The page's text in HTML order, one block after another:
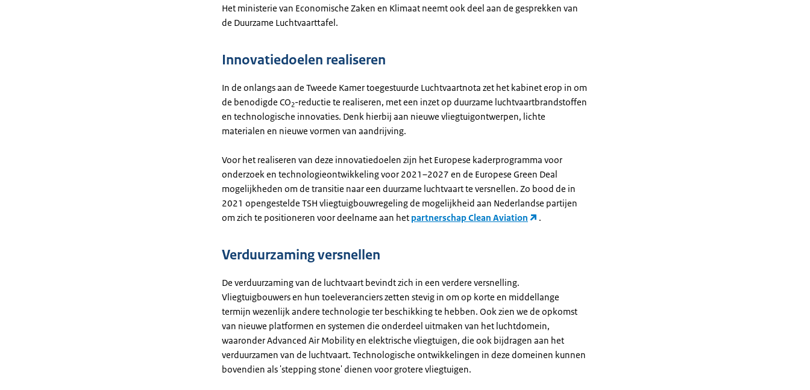
Het ministerie van Economische Zaken en Klimaat neemt ook deel aan de gesprekken van
de Duurzame Luchtvaarttafel.
Innovatiedoelen realiseren
In de onlangs aan de Tweede Kamer toegestuurde Luchtvaartnota zet het kabinet erop in om
de benodigde CO2-reductie te realiseren, met een inzet op duurzame luchtvaartbrandstoffen
en technologische innovaties. Denk hierbij aan nieuwe vliegtuigontwerpen, lichte
materialen en nieuwe vormen van aandrijving.
Voor het realiseren van deze innovatiedoelen zijn het Europese kaderprogramma voor
onderzoek en technologieontwikkeling voor 2021–2027 en de Europese Green Deal
mogelijkheden om de transitie naar een duurzame luchtvaart te versnellen. Zo bood de in
2021 opengestelde TSH vliegtuigbouwregeling de mogelijkheid aan Nederlandse partijen
om zich te positioneren voor deelname aan het partnerschap Clean Aviation .
Verduurzaming versnellen
De verduurzaming van de luchtvaart bevindt zich in een verdere versnelling.
Vliegtuigbouwers en hun toeleveranciers zetten stevig in om op korte en middellange
termijn wezenlijk andere technologie ter beschikking te hebben. Ook zien we de opkomst
van nieuwe platformen en systemen die onderdeel uitmaken van het luchtdomein,
waaronder Advanced Air Mobility en elektrische vliegtuigen, die ook bijdragen aan het
verduurzamen van de luchtvaart. Technologische ontwikkelingen in deze domeinen kunnen
bovendien als 'stepping stone' dienen voor grotere vliegtuigen.